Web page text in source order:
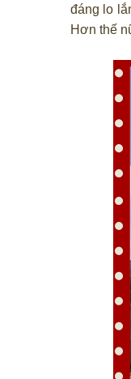
đáng lo
Hơn thế